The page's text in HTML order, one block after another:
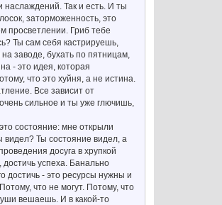
наслаждений. Так и есть. И ты
заторможенность, это
просветлении. Гриб тебе
Ты сам себя кастрируешь,
заводе, бухать по пятницам,
- это идея, которая
что это хуйня, а не истина.
Все зависит от
сильное и ты уже глючишь,
состояние: мне открыли
видел? Ты состояние видел, а
досуга в хрупкой
успеха. Банально
достичь - это ресурсы нужны и
что не могут. Потому, что
вешаешь. И в какой-то